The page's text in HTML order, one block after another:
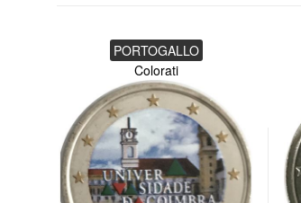
PORTOGALLO
Colorati